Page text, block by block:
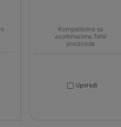
Kompatibilno sa
asortimanima Tefal
proizvoda
Uporedi